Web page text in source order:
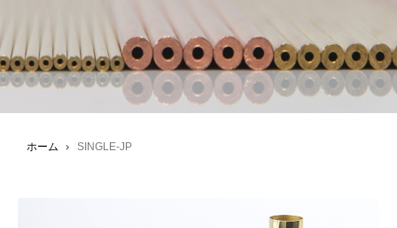
ホーム SINGLE-JP